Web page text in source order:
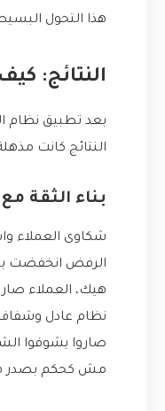
هذا التحول
النتائج:
النتائج كانت
بناء الثقة
شكاوى العملاء
هيك، العملاء
نظام عادل
صاروا يشوفوا
مش كحكم بصدر